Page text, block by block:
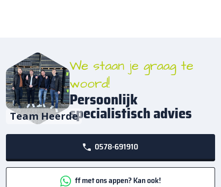
Team Heerde
We staan je graag te
woord!
Persoonlijk
specialistisch advies
0578-691910
ff met ons appen? Kan ook!